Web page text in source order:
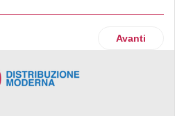
la raccolta dell’orzo Birra Peroni
Articolo
Avanti